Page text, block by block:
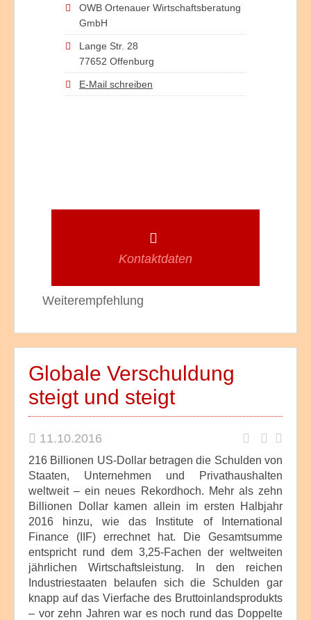
OWB Ortenauer Wirtschaftsberatung
GmbH
Lange Str. 28
77652 Offenburg
E-Mail schreiben
Kontaktdaten
Weiterempfehlung
Globale Verschuldung
steigt und steigt
11.10.2016
216 Billionen US-Dollar betragen die Schulden von
Staaten, Unternehmen und Privathaushalten
weltweit – ein neues Rekordhoch. Mehr als zehn
Billionen Dollar kamen allein im ersten Halbjahr
2016 hinzu, wie das Institute of International
Finance (IIF) errechnet hat. Die Gesamtsumme
entspricht rund dem 3,25-Fachen der weltweiten
jährlichen Wirtschaftsleistung. In den reichen
Industriestaaten belaufen sich die Schulden gar
knapp auf das Vierfache des Bruttoinlandsprodukts
– vor zehn Jahren war es noch rund das Doppelte